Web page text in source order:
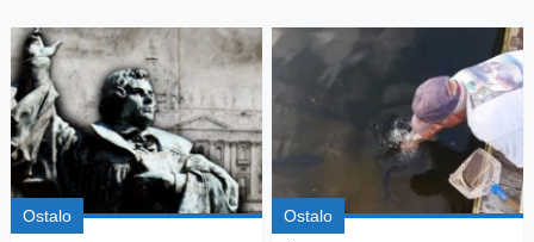
Ostalo Ostalo